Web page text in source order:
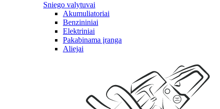
Sniego valytuvai
Akumuliatoriai
Benzininiai
Elektriniai
Pakabinama įranga
Aliejai